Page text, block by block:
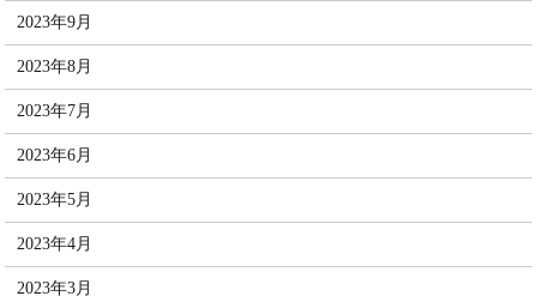
2023年9月
2023年8月
2023年7月
2023年6月
2023年5月
2023年4月
2023年3月